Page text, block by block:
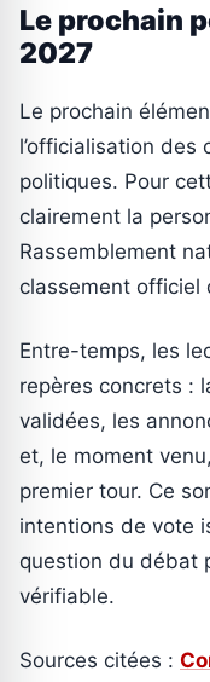
Le prochain
2027
Le prochain
l’officialisation
politiques. Pour
clairement la
Rassemblement
classement officiel
Entre-temps, les
repères concrets :
validées, les
et, le moment
premier tour. Ce
intentions de vote
question du débat
vérifiable.
Sources citées :